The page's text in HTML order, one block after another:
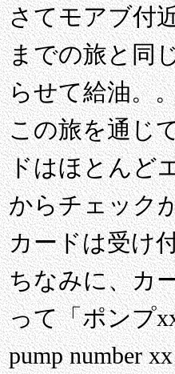
さてモアブ付
までの旅と同
らせて給油。
この旅を通じ
ドはほとんど
からチェック
カードは受け
ちなみに、カ
って「ポンプ
pump number